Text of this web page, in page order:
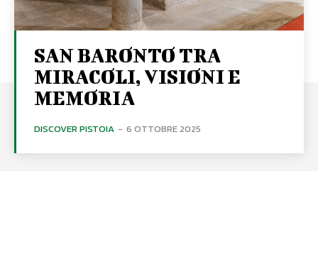
SAN BARONTO TRA
MIRACOLI, VISIONI E
MEMORIA
DISCOVER PISTOIA - 6 OTTOBRE 2025